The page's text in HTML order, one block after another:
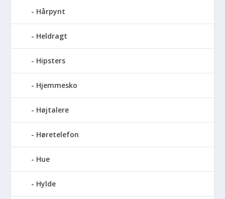
Hårpynt
Heldragt
Hipsters
Hjemmesko
Højtalere
Høretelefon
Hue
Hylde